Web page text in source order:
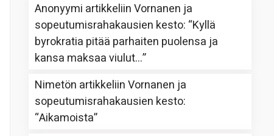
Anonyymi artikkeliinVornanen ja
sopeutumisrahakausien kesto: “Kyllä
byrokratia pitää parhaiten puolensa ja
kansa maksaa viulut…”
Nimetön artikkeliinVornanen ja
sopeutumisrahakausien kesto:
“Aikamoista”